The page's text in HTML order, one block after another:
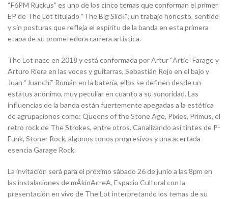
“F6PM Ruckus” es uno de los cinco temas que conforman el primer
EP de The Lot titulado “The Big Slick”; un trabajo honesto, sentido
y sin posturas que refleja el espíritu de la banda en esta primera
etapa de su prometedora carrera artística.
The Lot nace en 2018 y está conformada por Artur “Artie” Farage y
Arturo Riera en las voces y guitarras, Sebastián Rojo en el bajo y
Juan “Juanchi” Román en la batería, ellos se definen desde un
estatus anónimo, muy peculiar en cuanto a su sonoridad. Las
influencias de la banda están fuertemente apegadas a la estética
de agrupaciones como: Queens of the Stone Age, Pixies, Primus, el
retro rock de The Strokes, entre otros. Canalizando así tintes de P-
Funk, Stoner Rock, algunos tonos progresivos y una acertada
esencia Garage Rock.
La invitación será para el próximo sábado 26 de junio a las 8pm en
las instalaciones de mÁkinAcreA, Espacio Cultural con la
presentación en vivo de The Lot interpretando los temas de su